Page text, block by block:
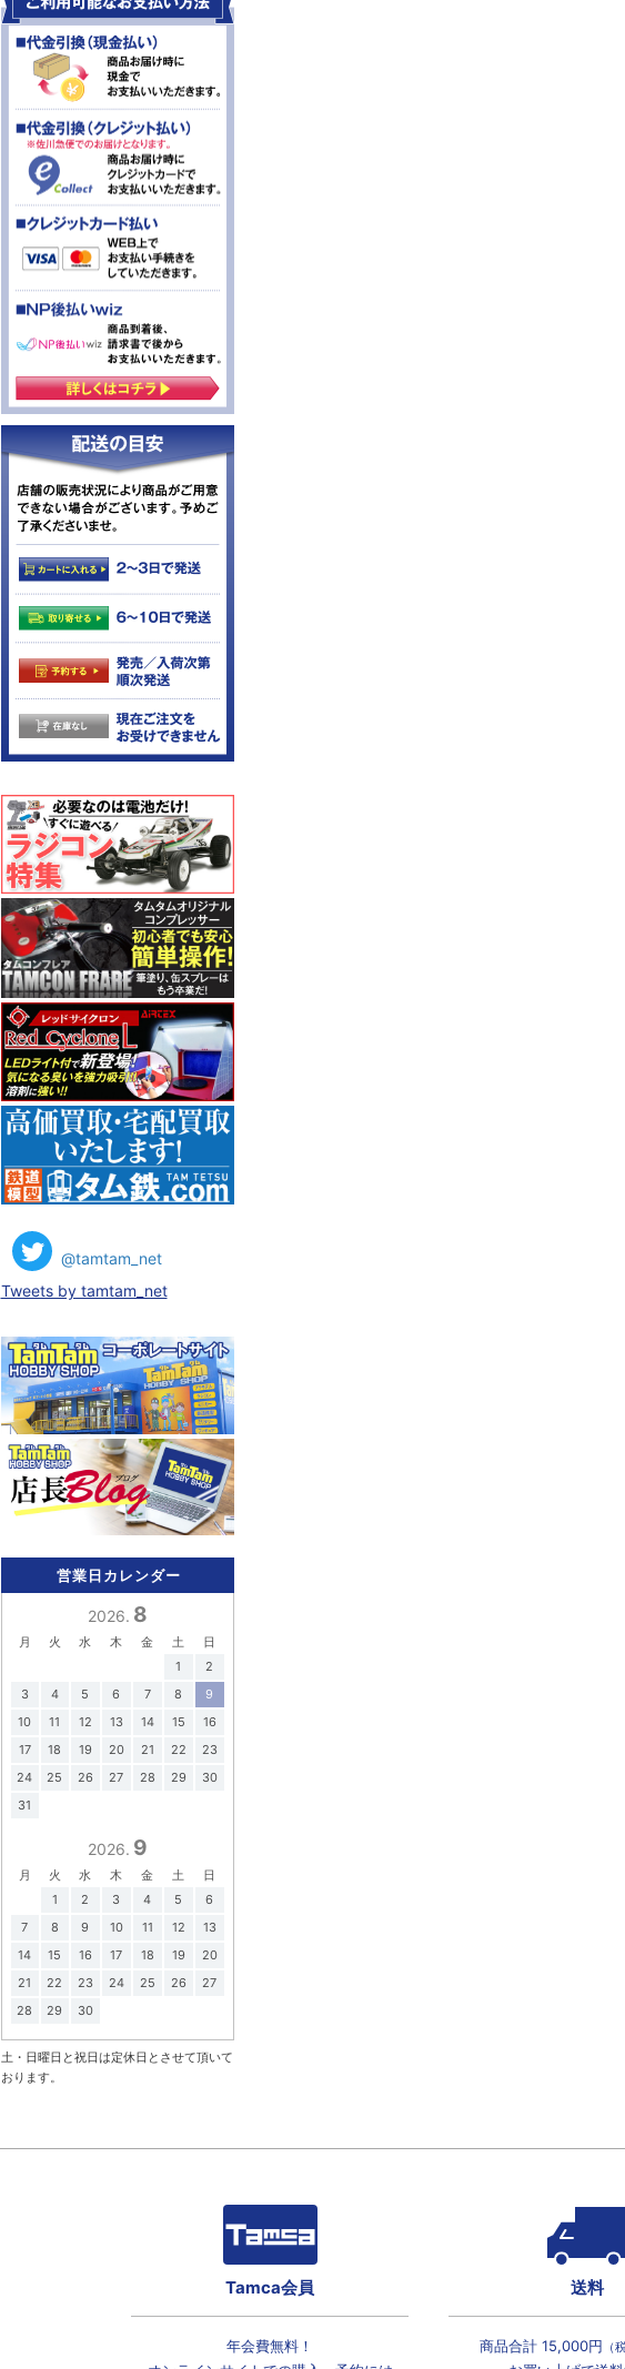
@tamtam_net
Tweets by tamtam_net
営業日カレンダー
2026. 8
月 火 水 木 金 土
日
1
2
3
4 5 6 7 8
9
10
11 12 13 14 15
16
17
18 19 20 21 22
23
24
25 26 27 28 29
30
31
2026. 9
月 火 水 木 金 土
日
1
2 3 4 5
6
7
8 9 10 11 12
13
14
15 16 17 18 19
20
21
22 23 24 25 26
27
28
29 30
土・日曜日と祝日は定休日とさせて頂いて
おります。
Tamca会員
年会費無料！
送料
商品合計 15,000円 （